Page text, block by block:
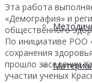
Эта работа
«Демография» и
общественного
По инициативе РОО
сохранения
прошло заседании
участии ученых